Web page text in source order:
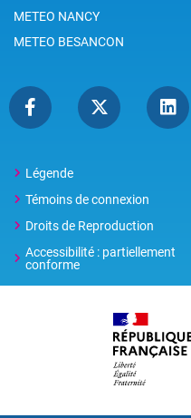
METEO NANCY
METEO BESANCON
Légende
Témoins de connexion
Droits de Reproduction
Accessibilité : partiellement
conforme